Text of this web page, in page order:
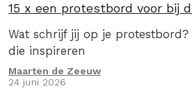
15 x een protestbord voor bij
Wat schrijf jij op je protestbord?
die inspireren
Maarten de Zeeuw
24 juni 2026